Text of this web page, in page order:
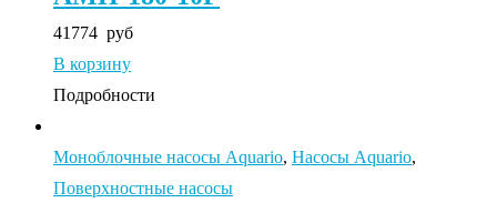
41774 руб
В корзину
Подробности
Моноблочные насосы Aquario, Насосы Aquario,
Поверхностные насосы